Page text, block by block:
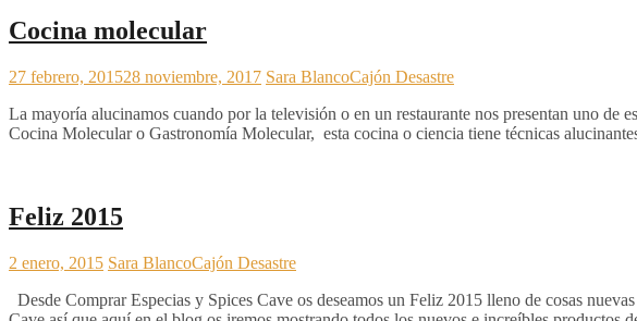
Cocina molecular
27 febrero, 201528 noviembre, 2017 Sara BlancoCajón Desastre
La mayoría alucinamos cuando por la televisión o en un restaurante nos presentan uno de
Cocina Molecular o Gastronomía Molecular, esta cocina o ciencia tiene técnicas
Feliz 2015
2 enero, 2015 Sara BlancoCajón Desastre
Desde Comprar Especias y Spices Cave os deseamos un Feliz 2015 lleno de cosas